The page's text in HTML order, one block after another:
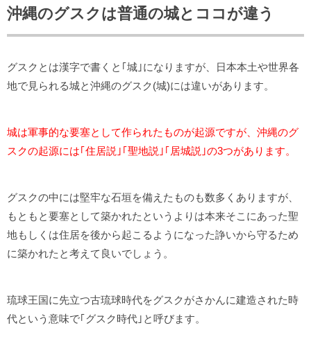
沖縄のグスクは普通の城とココが違う
グスクとは漢字で書くと｢城｣になりますが、日本本土や世界各
地で見られる城と沖縄のグスク(城)には違いがあります。
城は軍事的な要塞として作られたものが起源ですが、沖縄のグ
スクの起源には｢住居説｣｢聖地説｣｢居城説｣の3つがあります。
グスクの中には堅牢な石垣を備えたものも数多くありますが、
もともと要塞として築かれたというよりは本来そこにあった聖
地もしくは住居を後から起こるようになった諍いから守るため
に築かれたと考えて良いでしょう。
琉球王国に先立つ古琉球時代をグスクがさかんに建造された時
代という意味で｢グスク時代｣と呼びます。